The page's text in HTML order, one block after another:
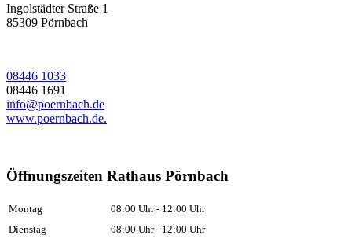
Ingolstädter Straße 1
85309 Pörnbach
08446 1033
08446 1691
info@poernbach.de
www.poernbach.de.
Öffnungszeiten Rathaus Pörnbach
Montag
08:00 Uhr - 12:00 Uhr
Dienstag
08:00 Uhr - 12:00 Uhr